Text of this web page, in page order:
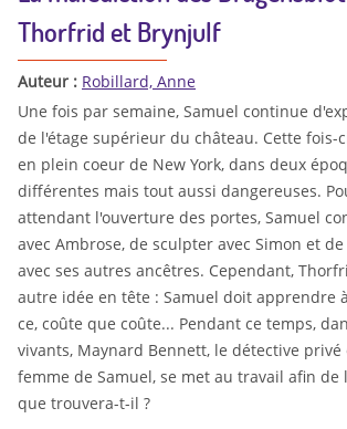
Thorfrid et Brynjulf
Auteur : Robillard, Anne
Une fois par semaine, Samuel continue
de l'étage supérieur du château. Cette fois-
en plein coeur de New York, dans deux
différentes mais tout aussi dangereuses.
attendant l'ouverture des portes, Samuel
avec Ambrose, de sculpter avec Simon et
avec ses autres ancêtres. Cependant,
autre idée en tête : Samuel doit apprendre
ce, coûte que coûte... Pendant ce temps,
vivants, Maynard Bennett, le détective privé
femme de Samuel, se met au travail afin de
que trouvera-t-il ?